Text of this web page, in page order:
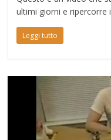
ultimi giorni e ripercorre
Leggi tutto